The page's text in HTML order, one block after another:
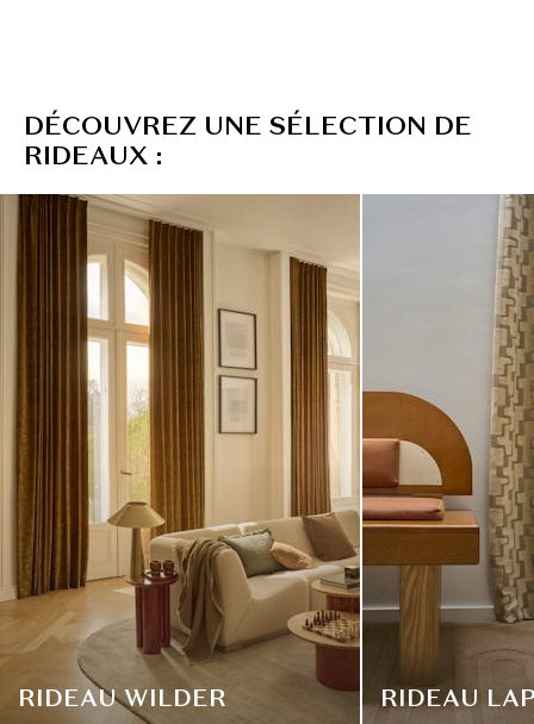
DÉCOUVREZ UNE SÉLECTION DE
RIDEAUX :
RIDEAU WILDER RIDEAU